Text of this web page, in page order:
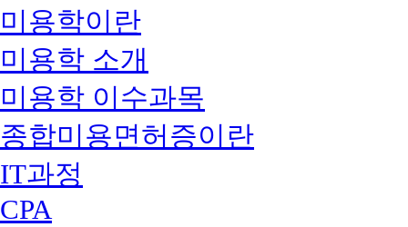
미용학이란
미용학 소개
미용학 이수과목
종합미용면허증이란
IT과정
CPA